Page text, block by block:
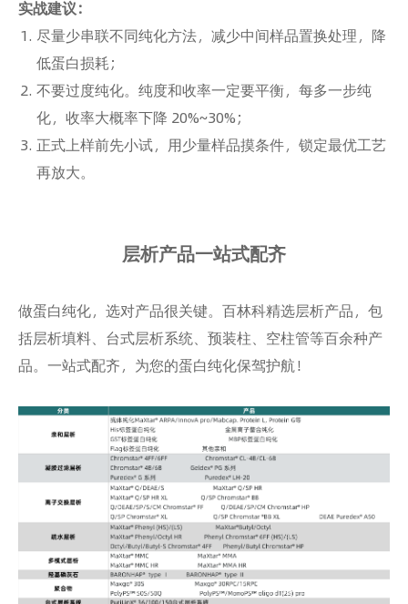
实战建议：
尽量少串联不同纯化方法，减少中间样品置换处理，降
低蛋白损耗；
不要过度纯化。纯度和收率一定要平衡，每多一步纯
化，收率大概率下降 20%~30%；
正式上样前先小试，用少量样品摸条件，锁定最优工艺
再放大。
层析产品一站式配齐
做蛋白纯化，选对产品很关键。百林科精选层析产品，包
括层析填料、台式层析系统、预装柱、空柱管等百余种产
品。一站式配齐，为您的蛋白纯化保驾护航！